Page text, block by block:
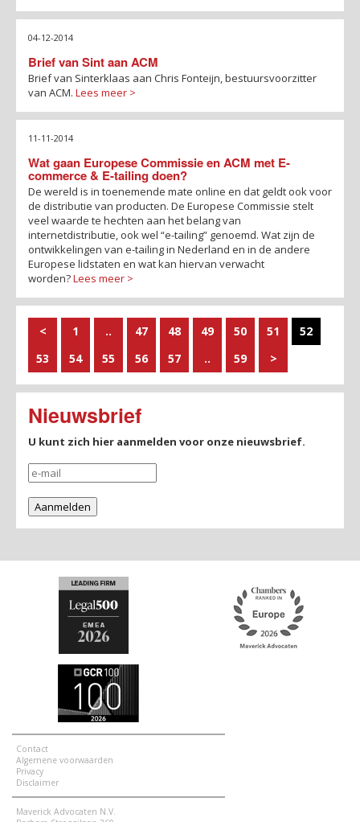
04-12-2014
Brief van Sint aan ACM
Brief van Sinterklaas aan Chris Fonteijn, bestuursvoorzitter
van ACM. Lees meer >
11-11-2014
Wat gaan Europese Commissie en ACM met E-
commerce & E-tailing doen?
De wereld is in toenemende mate online en dat geldt ook voor
de distributie van producten. De Europese Commissie stelt
veel waarde te hechten aan het belang van
internetdistributie, ook wel “e-tailing” genoemd. Wat zijn de
ontwikkelingen van e-tailing in Nederland en in de andere
Europese lidstaten en wat kan hiervan verwacht
worden?Lees meer >
< 1 .. 47 48 49 50 51
52
53
54 55 56 57 .. 59 >
Nieuwsbrief
U kunt zich hier aanmelden voor onze nieuwsbrief.
Contact
Algemene voorwaarden
Privacy
Disclaimer
Maverick Advocaten N.V.